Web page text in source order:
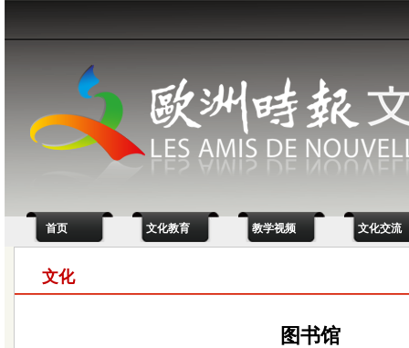
首页 文化教育 教学视频 文化交流
文化
图书馆